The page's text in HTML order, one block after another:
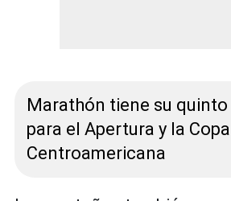
Marathón tiene su
para el Apertura y la Copa
Centroamericana